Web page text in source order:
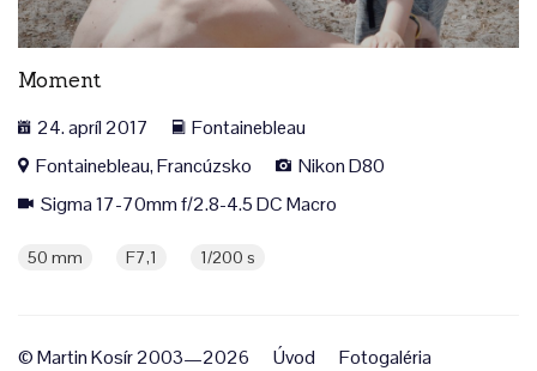
Moment
24. apríl 2017
Fontainebleau
Fontainebleau, Francúzsko
Nikon D80
Sigma 17-70mm f/2.8-4.5 DC Macro
50 mm F7,1 1/200 s
© Martin Kosír 2003—2026 Úvod
Fotogaléria